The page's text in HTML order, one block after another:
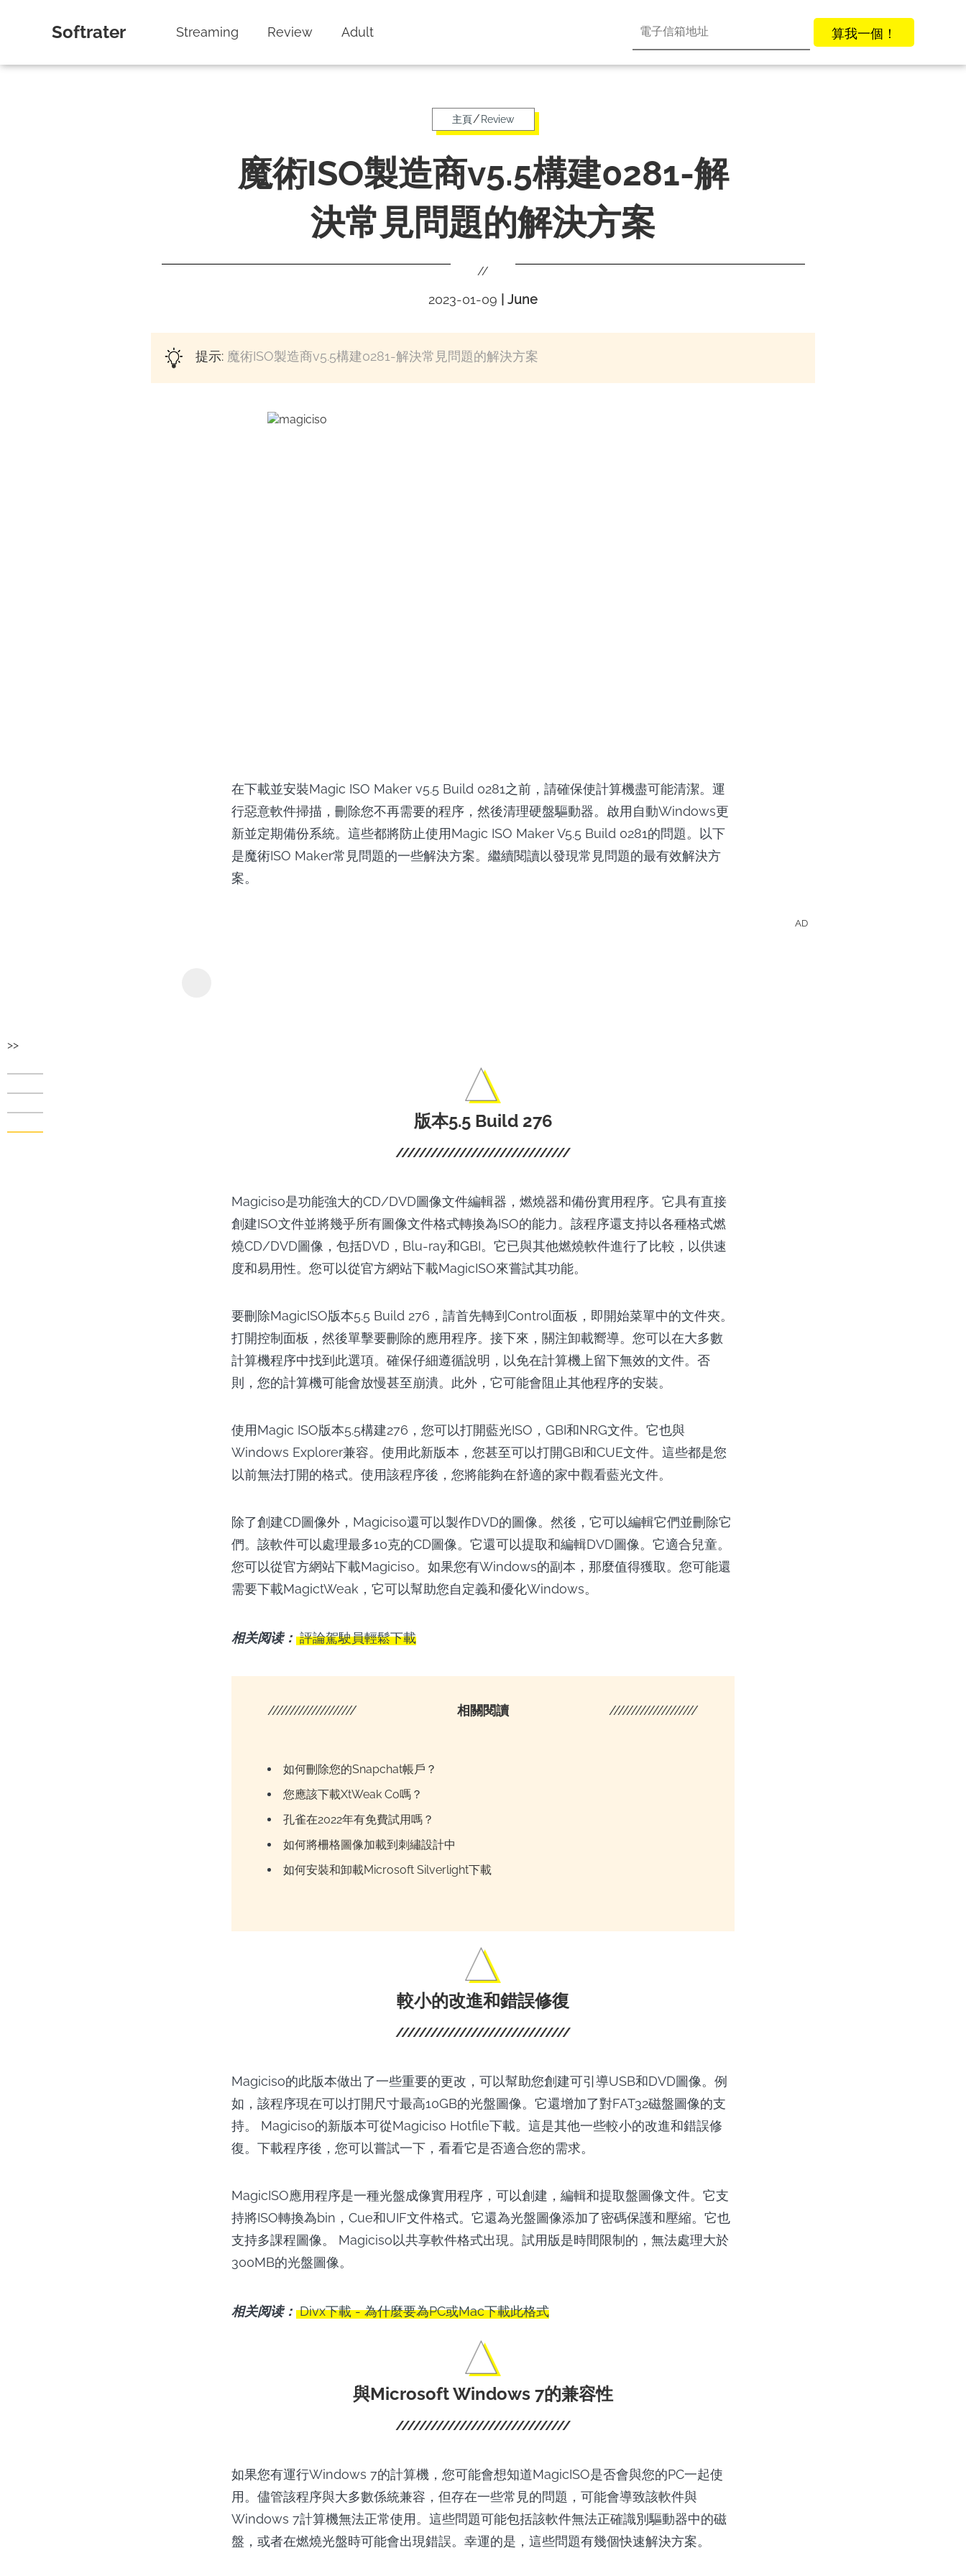
Softrater Streaming Review Adult 算我一個！
>>
主頁/ Review
魔術ISO製造商v5.5構建0281-解
決常見問題的解決方案
//
2023-01-09 June
提示: 魔術ISO製造商v5.5構建0281-解決常見問題的解決方案
在下載並安裝Magic ISO Maker v5.5 Build 0281之前，請確保使計算機盡可能清潔。運
行惡意軟件掃描，刪除您不再需要的程序，然後清理硬盤驅動器。啟用自動Windows更
新並定期備份系統。這些都將防止使用Magic ISO Maker V5.5 Build 0281的問題。以下
是魔術ISO Maker常見問題的一些解決方案。繼續閱讀以發現常見問題的最有效解決方
案。
AD
版本5.5 Build 276
Magiciso是功能強大的CD/DVD圖像文件編輯器，燃燒器和備份實用程序。它具有直接
創建ISO文件並將幾乎所有圖像文件格式轉換為ISO的能力。該程序還支持以各種格式燃
燒CD/DVD圖像，包括DVD，Blu-ray和GBI。它已與其他燃燒軟件進行了比較，以供速
度和易用性。您可以從官方網站下載MagicISO來嘗試其功能。
要刪除MagicISO版本5.5 Build 276，請首先轉到Control面板，即開始菜單中的文件夾。
打開控制面板，然後單擊要刪除的應用程序。接下來，關注卸載嚮導。您可以在大多數
計算機程序中找到此選項。確保仔細遵循說明，以免在計算機上留下無效的文件。否
則，您的計算機可能會放慢甚至崩潰。此外，它可能會阻止其他程序的安裝。
使用Magic ISO版本5.5構建276，您可以打開藍光ISO，GBI和NRG文件。它也與
Windows Explorer兼容。使用此新版本，您甚至可以打開GBI和CUE文件。這些都是您
以前無法打開的格式。使用該程序後，您將能夠在舒適的家中觀看藍光文件。
除了創建CD圖像外，Magiciso還可以製作DVD的圖像。然後，它可以編輯它們並刪除它
們。該軟件可以處理最多10克的CD圖像。它還可以提取和編輯DVD圖像。它適合兒童。
您可以從官方網站下載Magiciso。如果您有Windows的副本，那麼值得獲取。您可能還
需要下載MagictWeak，它可以幫助您自定義和優化Windows。
相关阅读： 評論駕駛員輕鬆下載
//////////////////// 相關閱讀 ////////////////////
如何刪除您的Snapchat帳戶？
您應該下載XtWeak Co嗎？
孔雀在2022年有免費試用嗎？
如何將柵格圖像加載到刺繡設計中
如何安裝和卸載Microsoft Silverlight下載
較小的改進和錯誤修復
Magiciso的此版本做出了一些重要的更改，可以幫助您創建可引導USB和DVD圖像。例
如，該程序現在可以打開尺寸最高10GB的光盤圖像。它還增加了對FAT32磁盤圖像的支
持。 Magiciso的新版本可從Magiciso Hotfile下載。這是其他一些較小的改進和錯誤修
復。下載程序後，您可以嘗試一下，看看它是否適合您的需求。
MagicISO應用程序是一種光盤成像實用程序，可以創建，編輯和提取盤圖像文件。它支
持將ISO轉換為bin，Cue和UIF文件格式。它還為光盤圖像添加了密碼保護和壓縮。它也
支持多課程圖像。 Magiciso以共享軟件格式出現。試用版是時間限制的，無法處理大於
300MB的光盤圖像。
相关阅读： Divx下載 - 為什麼要為PC或Mac下載此格式
與Microsoft Windows 7的兼容性
如果您有運行Windows 7的計算機，您可能會想知道MagicISO是否會與您的PC一起使
用。儘管該程序與大多數係統兼容，但存在一些常見的問題，可能會導致該軟件與
Windows 7計算機無法正常使用。這些問題可能包括該軟件無法正確識別驅動器中的磁
盤，或者在燃燒光盤時可能會出現錯誤。幸運的是，這些問題有幾個快速解決方案。